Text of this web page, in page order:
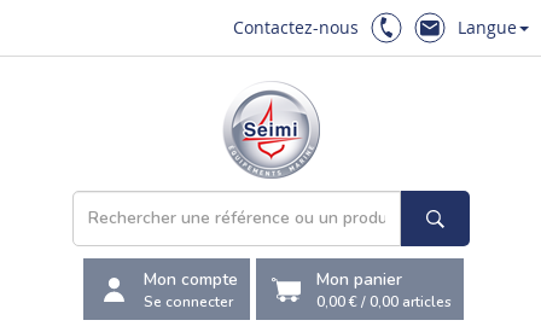
Contactez-nous Langue
Mon compte
Se connecter
Mon panier
0,00 €/0,00 articles